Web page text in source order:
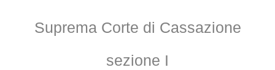
Suprema Corte di Cassazione
sezione I